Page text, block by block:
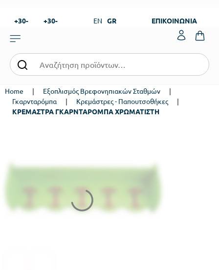
+30-
99273
+30-
EN GR ΕΠΙΚΟΙΝΩΝΙΑ
Home | Εξοπλισμός Βρεφονηπιακών Σταθμών
|
Γκαρνταρόμπα
| Κρεμάστρες - Παπουτσοθήκες
|
ΚΡΕΜΑΣΤΡΑ ΓΚΑΡΝΤΑΡΟΜΠΑ ΧΡΩΜΑΤΙΣΤΗ